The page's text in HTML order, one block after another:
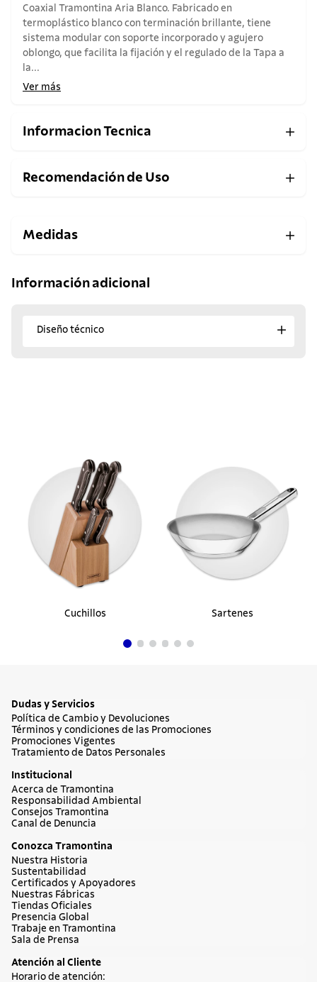
Coaxial Tramontina Aria Blanco. Fabricado en
termoplástico blanco con terminación brillante, tiene
sistema modular con soporte incorporado y agujero
oblongo, que facilita la fijación y el regulado de la Tapa a
la...
Ver más
Informacion Tecnica
Recomendación de Uso
Medidas
Información adicional
Diseño técnico
Cuchillos Sartenes
Dudas y Servicios
Política de Cambio y Devoluciones
Términos y condiciones de las Promociones
Promociones Vigentes
Tratamiento de Datos Personales
Institucional
Acerca de Tramontina
Responsabilidad Ambiental
Consejos Tramontina
Canal de Denuncia
Conozca Tramontina
Nuestra Historia
Sustentabilidad
Certificados y Apoyadores
Nuestras Fábricas
Tiendas Oficiales
Presencia Global
Trabaje en Tramontina
Sala de Prensa
Atención al Cliente
Horario de atención: